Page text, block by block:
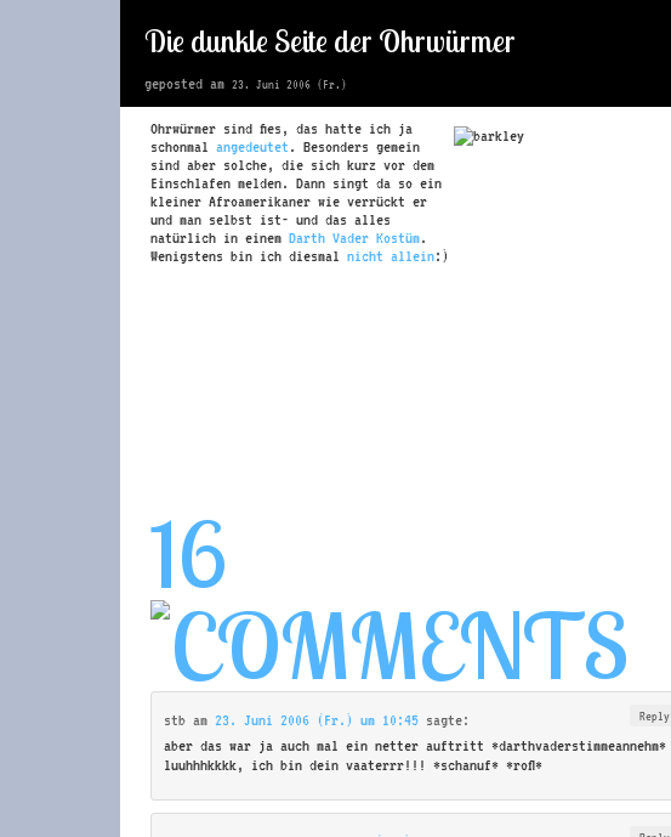
Die dunkle Seite der Ohrwürmer
geposted am 23. Juni 2006 (Fr.)
Ohrwürmer sind fies, das hatte ich ja
schonmal angedeutet . Besonders gemein
sind aber solche, die sich kurz vor dem
Einschlafen melden. Dann singt da so ein
kleiner Afroamerikaner wie verrückt er
und man selbst ist- und das alles
natürlich in einem Darth Vader Kostüm.
Wenigstens bin ich diesmal nicht allein:)
16
stb am 23. Juni 2006 (Fr.) um 10:45 sagte: Reply
aber das war ja auch mal ein netter auftritt *darthvaderstimmeannehm*
luuhhhkkkk, ich bin dein vaaterrr!!! *schanuf* *rofl*